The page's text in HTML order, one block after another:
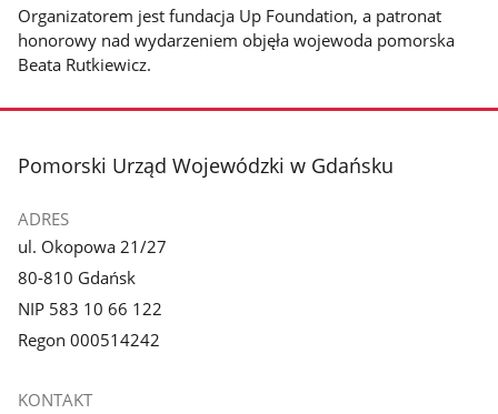
Organizatorem jest fundacja Up Foundation, a patronat
honorowy nad wydarzeniem objęła wojewoda pomorska
Beata Rutkiewicz.
stopka
Pomorski Urząd Wojewódzki w Gdańsku
ADRES
ul. Okopowa 21/27
80-810 Gdańsk
NIP 583 10 66 122
Regon 000514242
KONTAKT